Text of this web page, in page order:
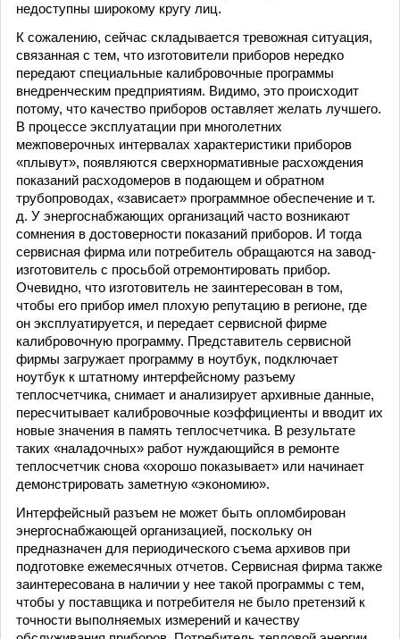
недоступны широкому кругу лиц.
К сожалению, сейчас складывается тревожная ситуация,
связанная с тем, что изготовители приборов нередко
передают специальные калибровочные программы
внедренческим предприятиям. Видимо, это происходит
потому, что качество приборов оставляет желать лучшего.
В процессе эксплуатации при многолетних
межповерочных интервалах характеристики приборов
«плывут», появляются сверхнормативные расхождения
показаний расходомеров в подающем и обратном
трубопроводах, «зависает» программное обеспечение и т.
д. У энергоснабжающих организаций часто возникают
сомнения в достоверности показаний приборов. И тогда
сервисная фирма или потребитель обращаются на завод-
изготовитель с просьбой отремонтировать прибор.
Очевидно, что изготовитель не заинтересован в том,
чтобы его прибор имел плохую репутацию в регионе, где
он эксплуатируется, и передает сервисной фирме
калибровочную программу. Представитель сервисной
фирмы загружает программу в ноутбук, подключает
ноутбук к штатному интерфейсному разъему
теплосчетчика, снимает и анализирует архивные данные,
пересчитывает калибровочные коэффициенты и вводит их
новые значения в память теплосчетчика. В результате
таких «наладочных» работ нуждающийся в ремонте
теплосчетчик снова «хорошо показывает» или начинает
демонстрировать заметную «экономию».
Интерфейсный разъем не может быть опломбирован
энергоснабжающей организацией, поскольку он
предназначен для периодического съема архивов при
подготовке ежемесячных отчетов. Сервисная фирма также
заинтересована в наличии у нее такой программы с тем,
чтобы у поставщика и потребителя не было претензий к
точности выполняемых измерений и качеству